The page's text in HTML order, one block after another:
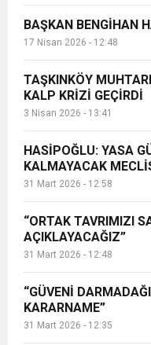
BAŞKAN BENGİHAN
17 Nisan 2026 - 12:48
TAŞKINKÖY
KALP KRİZİ GEÇİRDİ
3 Nisan 2026 - 13:41
HASİPOĞLU: YASA
KALMAYACAK
31 Mart 2026 - 12:58
“ORTAK TAVRIMIZI
AÇIKLAYACAĞIZ”
31 Mart 2026 - 12:48
“GÜVENİ
KARARNAME”
31 Mart 2026 - 12:35